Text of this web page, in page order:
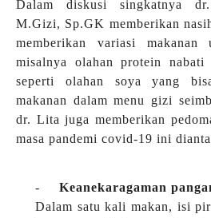
Dalam diskusi singkatnya
M.Gizi, Sp.GK memberikan
memberikan variasi makanan
misalnya olahan protein nabati
seperti olahan soya yang
makanan dalam menu gizi
dr. Lita juga memberikan
masa pandemi covid-19 ini
-
Keanekaragaman
Dalam satu kali makan, isi